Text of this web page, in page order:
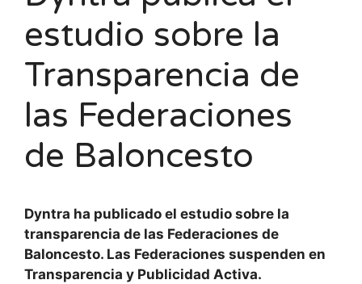
estudio sobre la
Transparencia de
las Federaciones
de Baloncesto
Dyntra ha publicado el estudio sobre la
transparencia de las Federaciones de
Baloncesto. Las Federaciones suspenden en
Transparencia y Publicidad Activa.